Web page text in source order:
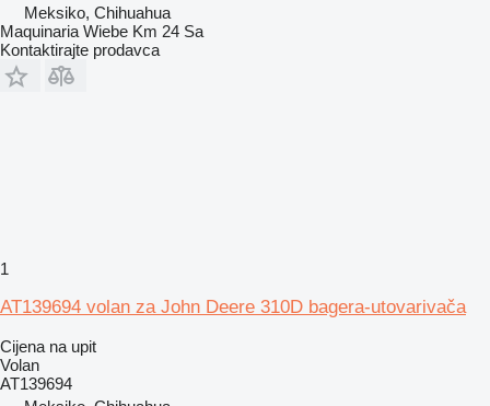
Meksiko, Chihuahua
Maquinaria Wiebe Km 24 Sa
Kontaktirajte prodavca
1
AT139694 volan za John Deere 310D bagera-utovarivača
Cijena na upit
Volan
AT139694